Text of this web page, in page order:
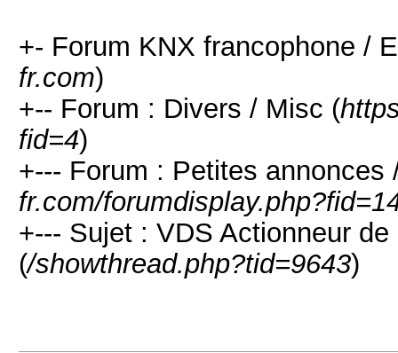
+- Forum KNX francophone /
fr.com)
+-- Forum : Divers / Misc (
fid=4)
+--- Forum : Petites annonces
fr.com/
+--- Sujet : VDS Actionneur
(/showthread.php?tid=9643)